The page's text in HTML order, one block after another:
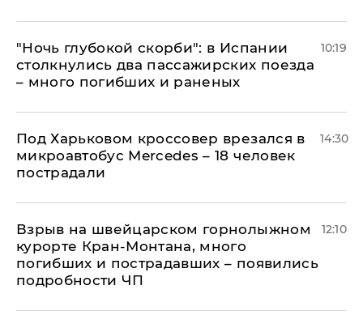
"Ночь глубокой скорби": в Испании
столкнулись два пассажирских поезда
– много погибших и раненых
10:19
Под Харьковом кроссовер врезался в
микроавтобус Mercedes – 18 человек
пострадали
14:30
Взрыв на швейцарском горнолыжном
курорте Кран-Монтана, много
погибших и пострадавших – появились
подробности ЧП
12:10